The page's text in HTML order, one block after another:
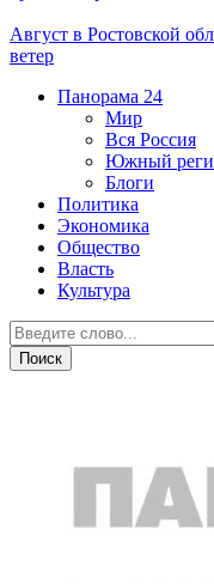
Август в Ростовской
ветер
Панорама 24
Мир
Вся Россия
Южный
Блоги
Политика
Экономика
Общество
Власть
Культура